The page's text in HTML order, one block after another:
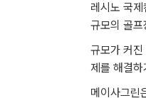
레시노 국
규모의 골
규모가 커
제를 해결하
메이사그린